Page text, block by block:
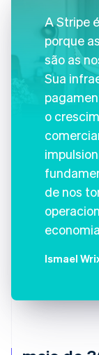
A Stripe
porque
são as
Sua
o
de nos
Ismael